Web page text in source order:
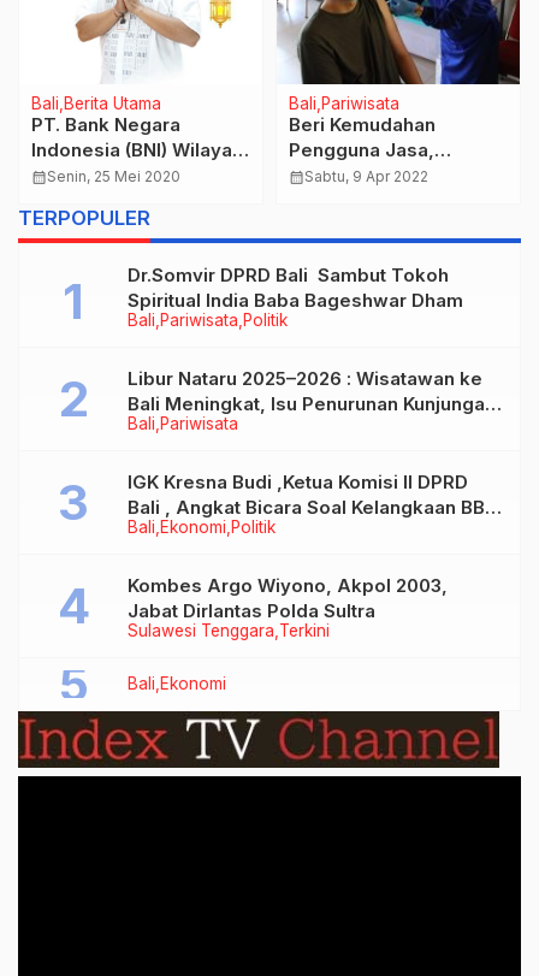
Bali Berita Utama
PT. Bank Negara
Indonesia (BNI) Wilayah
Bali, NTB, NTT
calendar_monthSenin, 25 Mei 2020
Bali Pariwisata
Beri Kemudahan
Pengguna Jasa,
Bandara Internasional I
Vaksinasi
calendar_monthSabtu, 9 Apr 2022
TERPOPULER
Bali Pariwisata Politik
Dr.Somvir DPRD Bali Sambut Tokoh
Spiritual India Baba Bageshwar Dham
Bali Pariwisata
Libur Nataru 2025–2026 : Wisatawan ke
Bali Meningkat, Isu Penurunan Kunjungan
Tidak Benar
Bali Ekonomi Politik
IGK Kresna Budi ,Ketua Komisi II DPRD
Bali , Angkat Bicara Soal Kelangkaan BBM
Bersubsidi Jenis Solar
Sulawesi Tenggara Terkini
Kombes Argo Wiyono, Akpol 2003,
Jabat Dirlantas Polda Sultra
Bali Ekonomi